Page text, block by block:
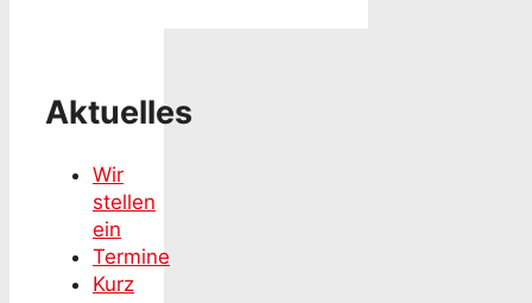
Aktuelles
Wir
stellen
ein
Termine
Kurz